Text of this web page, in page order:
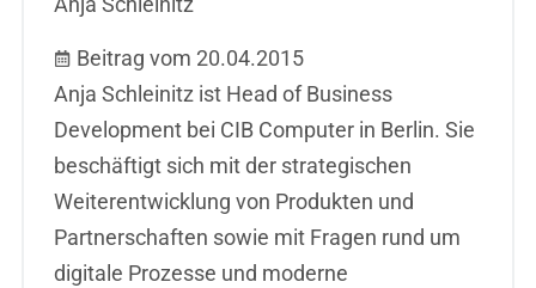
Beitrag vom 20.04.2015
Anja Schleinitz ist Head of Business
Development bei CIB Computer in Berlin. Sie
beschäftigt sich mit der strategischen
Weiterentwicklung von Produkten und
Partnerschaften sowie mit Fragen rund um
digitale Prozesse und moderne